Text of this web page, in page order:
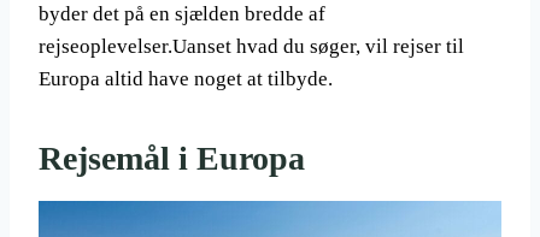
byder det på en sjælden bredde af
rejseoplevelser.Uanset hvad du søger, vil rejser til
Europa altid have noget at tilbyde.
Rejsemål i Europa